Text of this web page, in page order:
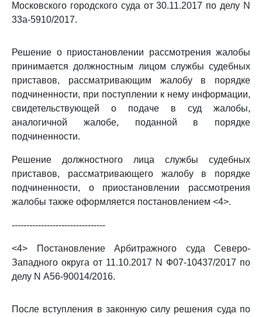
Московского городского суда от 30.11.2017 по делу N
33а-5910/2017.
Решение о приостановлении рассмотрения жалобы
принимается должностным лицом службы судебных
приставов, рассматривающим жалобу в порядке
подчиненности, при поступлении к нему информации,
свидетельствующей о подаче в суд жалобы,
аналогичной жалобе, поданной в порядке
подчиненности.
Решение должностного лица службы судебных
приставов, рассматривающего жалобу в порядке
подчиненности, о приостановлении рассмотрения
жалобы также оформляется постановлением <4>.
--------------------------------
<4> Постановление Арбитражного суда Северо-
Западного округа от 11.10.2017 N Ф07-10437/2017 по
делу N А56-90014/2016.
После вступления в законную силу решения суда по